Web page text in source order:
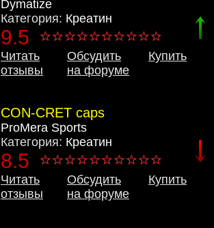
Dymatize
Категория: Креатин
9.5
Читать
отзывы
Обсудить
на форуме
Купить
CON-CRET caps
ProMera Sports
Категория: Креатин
8.5
Читать
отзывы
Обсудить
на форуме
Купить